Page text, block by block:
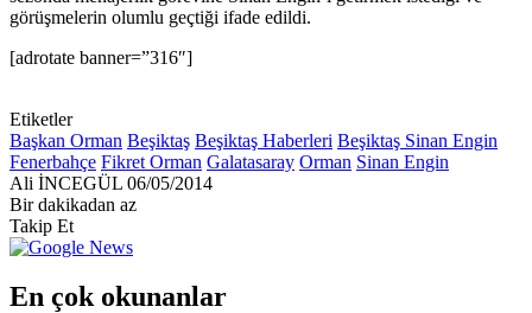
görüşmelerin olumlu geçtiği ifade edildi.
[adrotate banner=”316″]
Etiketler
Başkan Orman Beşiktaş Beşiktaş Haberleri Beşiktaş Sinan Engin
Fenerbahçe Fikret Orman Galatasaray Orman Sinan Engin
Ali İNCEGÜL Bir
e-
göndermek
06/05/2014
Bir dakikadan az
Takip Et
En çok okunanlar